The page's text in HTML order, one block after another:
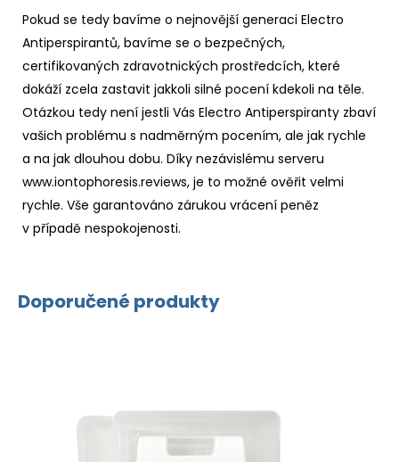
Pokud se tedy bavíme o nejnovější generaci Electro
Antiperspirantů, bavíme se o bezpečných,
certifikovaných zdravotnických prostředcích, které
dokáží zcela zastavit jakkoli silné pocení kdekoli na těle.
Otázkou tedy není jestli Vás Electro Antiperspiranty zbaví
vašich problému s nadměrným pocením, ale jak rychle
a na jak dlouhou dobu. Díky nezávislému serveru
www.iontophoresis.reviews, je to možné ověřit velmi
rychle. Vše garantováno zárukou vrácení peněz
v případě nespokojenosti.
Doporučené produkty